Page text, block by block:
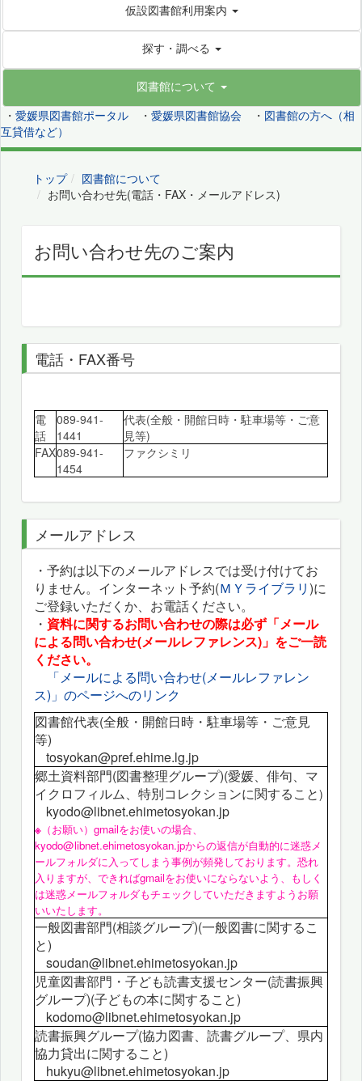
仮設図書館利用案内
探す・調べる
図書館について
・ 愛媛県図書館ポータル ・ 愛媛県図書館協会 ・ 図書館の方へ（相
互貸借など）
トップ
図書館について
お問い合わせ先(電話・FAX・メールアドレス)
お問い合わせ先のご案内
電話・FAX番号
電
話
089-941-
1441
代表(全般・開館日時・駐車場等・ご意
見等)
FAX089-941-
1454
ファクシミリ
メールアドレス
・予約は以下のメールアドレスでは受け付けてお
りません。インターネット予約(ＭＹライブラリ)に
ご登録いただくか、お電話ください。
・ 資料に関するお問い合わせの際は必ず「メール
による問い合わせ(メールレファレンス)」をご一読
ください。
「メールによる問い合わせ(メールレファレン
ス)」のページへのリンク
図書館代表(全般・開館日時・駐車場等・ご意見
等)
tosyokan@pref.ehime.lg.jp
郷土資料部門(図書整理グループ)(愛媛、俳句、マ
イクロフィルム、特別コレクションに関すること)
kyodo@libnet.ehimetosyokan.jp
※ （お願い）gmailをお使いの場合、
kyodo@libnet.ehimetosyokan.jpからの返信が自動的に迷惑メ
ールフォルダに入ってしまう事例が頻発しております。恐れ
入りますが、できればgmailをお使いにならないよう、もしく
は迷惑メールフォルダもチェックしていただきますようお願
いいたします。
一般図書部門(相談グループ)(一般図書に関するこ
と)
soudan@libnet.ehimetosyokan.jp
児童図書部門・子ども読書支援センター(読書振興
グループ)(子どもの本に関すること)
kodomo@libnet.ehimetosyokan.jp
読書振興グループ(協力図書、読書グループ、県内
協力貸出に関すること)
hukyu@libnet.ehimetosyokan.jp